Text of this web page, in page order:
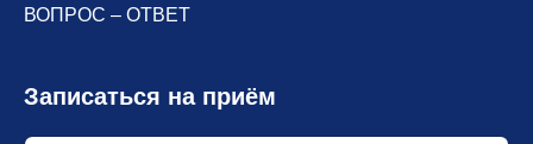
ВОПРОС – ОТВЕТ
Записаться на приём